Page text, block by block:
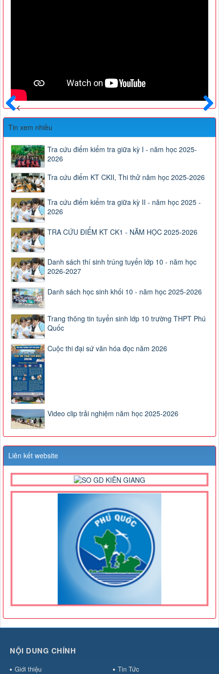
Sau
Trước
Tin xem nhiều
Tra cứu điểm kiểm tra giữa kỳ I - năm học 2025-
2026
Tra cứu điểm KT CKII, Thi thử năm học 2025-2026
Tra cứu điểm kiểm tra giữa kỳ II - năm học 2025 -
2026
TRA CỨU ĐIỂM KT CK1 - NĂM HỌC 2025-2026
Danh sách thí sinh trúng tuyển lớp 10 - năm học
2026-2027
Danh sách học sinh khối 10 - năm học 2025-2026
Trang thông tin tuyển sinh lớp 10 trường THPT Phú
Quốc
Cuộc thi đại sứ văn hóa đọc năm 2026
Video clip trải nghiệm năm học 2025-2026
Liên kết website
NỘI DUNG CHÍNH
Giới thiệu
Tin Tức